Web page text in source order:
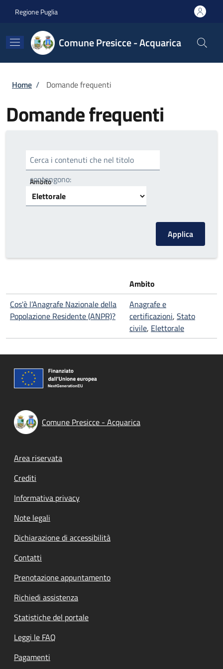
Regione Puglia
Comune Presicce - Acquarica
Briciole di pane
Home / Domande frequenti
Domande frequenti
Cerca i contenuti che nel titolo
contengono:
Ambito
Ambito
Cos'è l’Anagrafe Nazionale della
Popolazione Residente (ANPR)?
Anagrafe e
certificazioni, Stato
civile, Elettorale
Comune Presicce - Acquarica
Footer menu
Area riservata
Crediti
Informativa privacy
Note legali
Dichiarazione di accessibilità
Contatti
Prenotazione appuntamento
Richiedi assistenza
Statistiche del portale
Leggi le FAQ
Pagamenti